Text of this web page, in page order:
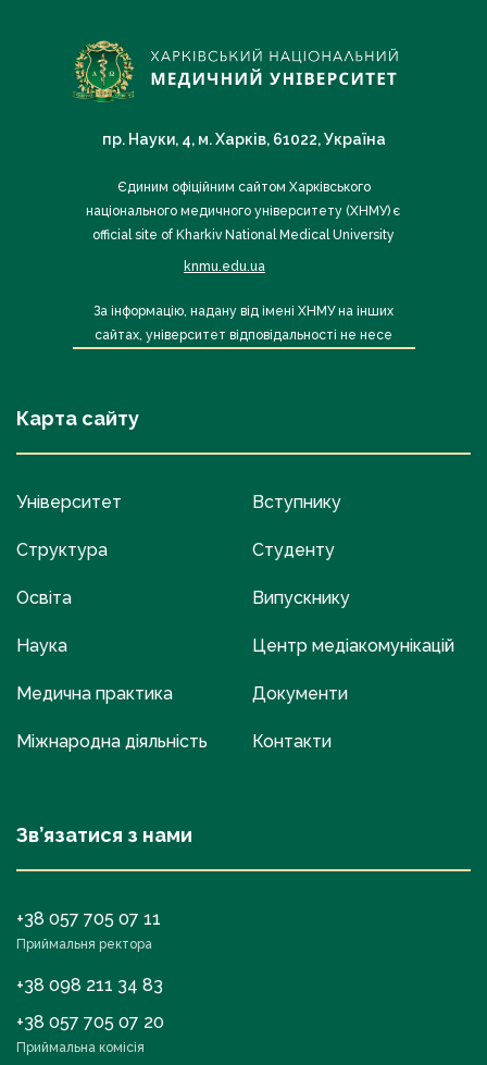
пр. Науки, 4, м. Харків, 61022, Україна
Єдиним офіційним сайтом Харківського
національного медичного університету (ХНМУ) є
official site of Kharkiv National Medical University
knmu.edu.ua
За інформацію, надану від імені ХНМУ на інших
сайтах, університет відповідальності не несе
Карта сайту
Університет
Структура
Освіта
Наука
Медична практика
Міжнародна діяльність
Вступнику
Студенту
Випускнику
Центр медіакомунікацій
Документи
Контакти
Зв’язатися з нами
+38 057 705 07 11
Приймальня ректора
+38 098 211 34 83
+38 057 705 07 20
Приймальна комісія